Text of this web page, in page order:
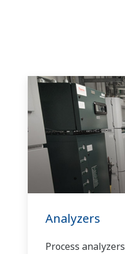
Analyzers
Process